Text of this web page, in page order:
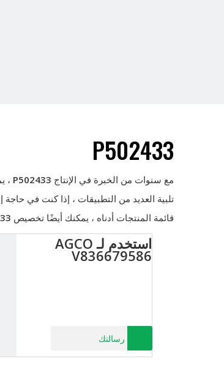
P502433
مع سنوات من الخبرة في الإنتاج P502433 ،
تلبية العديد من التطبيقات ، إذا كنت في
قائمة المنتجات أدناه ، يمكنك أيضًا تخصيص
استخدم لـ AGCO
V836679586
رسالتك